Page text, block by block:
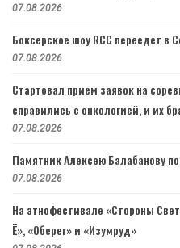
07.08.2026
Боксерское шоу RCC переедет в
07.08.2026
Стартовал прием заявок на
справились с онкологией, и их
07.08.2026
Памятник Алексею Балабанову
07.08.2026
На этнофестивале «Стороны
Ё», «Оберег» и «Изумруд»